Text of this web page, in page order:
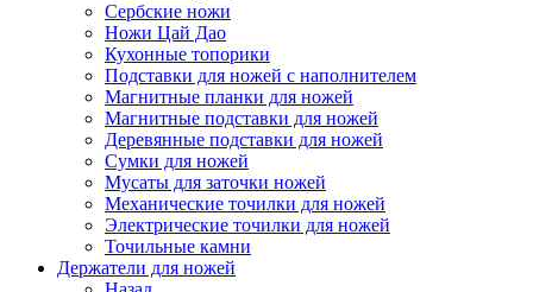
Сербские ножи
Ножи Цай Дао
Кухонные топорики
Подставки для ножей с наполнителем
Магнитные планки для ножей
Магнитные подставки для ножей
Деревянные подставки для ножей
Сумки для ножей
Мусаты для заточки ножей
Механические точилки для ножей
Электрические точилки для ножей
Точильные камни
Держатели для ножей